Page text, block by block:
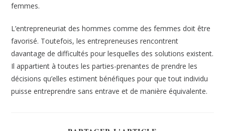
femmes.
L’entrepreneuriat des hommes comme des femmes doit être
favorisé. Toutefois, les entrepreneuses rencontrent
davantage de difficultés pour lesquelles des solutions existent.
Il appartient à toutes les parties-prenantes de prendre les
décisions qu’elles estiment bénéfiques pour que tout individu
puisse entreprendre sans entrave et de manière équivalente.